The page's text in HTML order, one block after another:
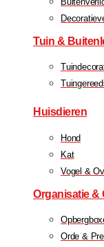
Tuin &
Huisdieren
Hond
Kat
Vogel &
Organisatie &
Orde &